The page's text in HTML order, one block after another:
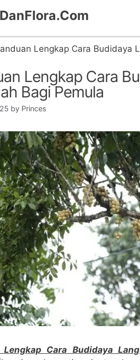
Lengkap Cara Budidaya
Lengkap Cara
Bagi Pemula
by Princes
Lengkap Cara Budidaya